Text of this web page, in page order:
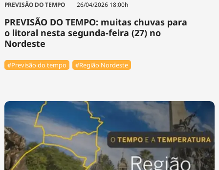
PREVISÃO DO TEMPO 26/04/2026 18:00h
PREVISÃO DO TEMPO: muitas chuvas para
o litoral nesta segunda-feira (27) no
Nordeste
#Previsão do tempo #Região Nordeste